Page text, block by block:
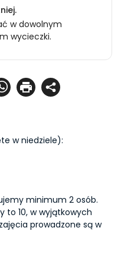
w niedziele):
minimum 2 osób.
to 10, w wyjątkowych
prowadzone są w
w dowolnym
wycieczki.